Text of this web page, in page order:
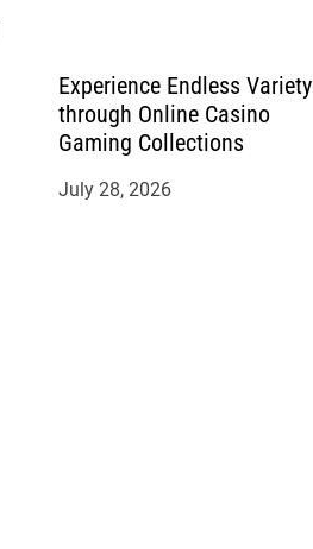
Experience Endless Variety
through Online Casino
Gaming Collections
July 28, 2026